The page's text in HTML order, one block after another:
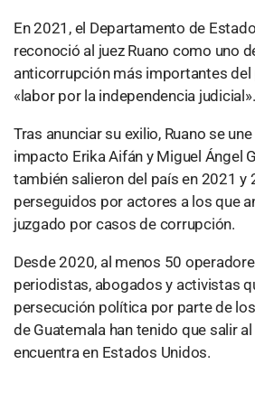
En 2021, el Departamento de
reconoció al juez Ruano como uno
anticorrupción más importantes del
«labor por la independencia judicial».
Tras anunciar su exilio, Ruano se
impacto Erika Aifán y Miguel Ángel
también salieron del país en 2021 y
perseguidos por actores a los que
juzgado por casos de corrupción.
Desde 2020, al menos 50
periodistas, abogados y activistas
persecución política por parte de
de Guatemala han tenido que salir
encuentra en Estados Unidos.